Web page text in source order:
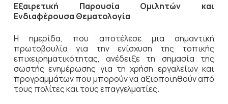
Εξαιρετική Παρουσία Ομιλητών και
Ενδιαφέρουσα Θεματολογία
Η ημερίδα, που αποτέλεσε μια σημαντική
πρωτοβουλία για την ενίσχυση της τοπικής
επιχειρηματικότητας, ανέδειξε τη σημασία της
σωστής ενημέρωσης για τη χρήση εργαλείων και
προγραμμάτων που μπορούν να αξιοποιηθούν από
τους πολίτες και τους επαγγελματίες.